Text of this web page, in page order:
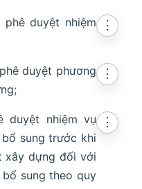
duyệt nhiệm
⋮
duyệt phương
⋮
duyệt nhiệm vụ
sung trước khi
xây dựng đối với
sung theo quy
⋮